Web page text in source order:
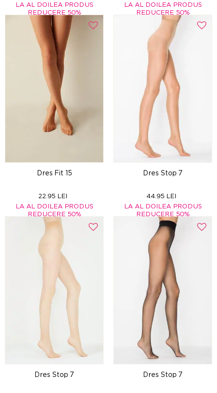
LA AL DOILEA PRODUS
REDUCERE 50%
LA AL DOILEA PRODUS
REDUCERE 50%
Dres Fit 15
22.95 LEI
LA AL DOILEA PRODUS
REDUCERE 50%
Dres Stop 7
44.95 LEI
LA AL DOILEA PRODUS
REDUCERE 50%
Dres Stop 7 Dres Stop 7